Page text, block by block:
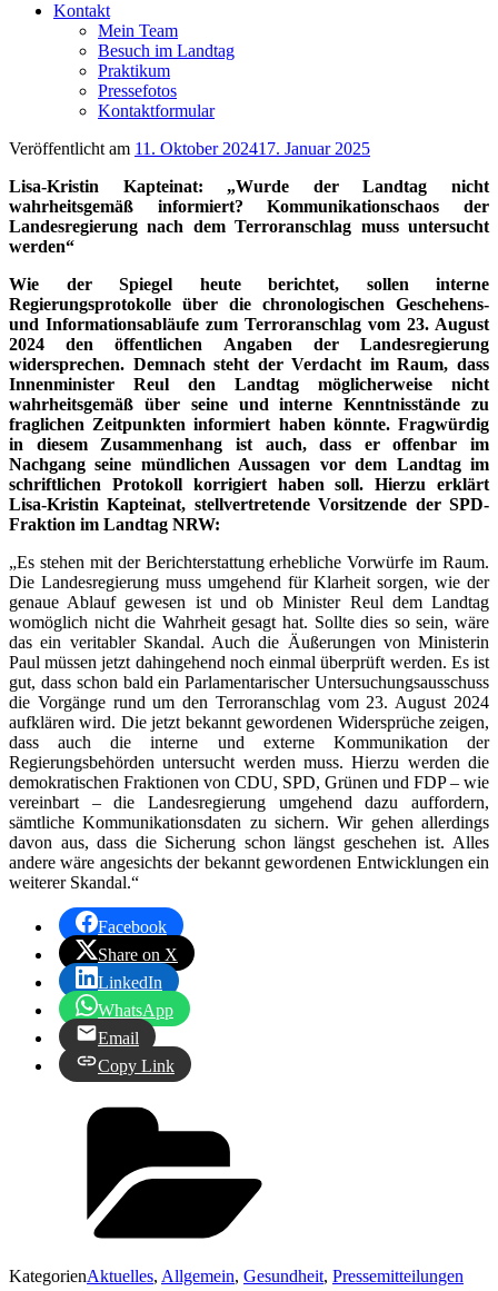
Kontakt
Mein Team
Besuch im Landtag
Praktikum
Pressefotos
Kontaktformular
Veröffentlicht am 11. Oktober 202417. Januar 2025
Lisa-Kristin Kapteinat:
„Wurde der Landtag nicht
wahrheitsgemäß informiert? Kommunikationschaos der
Landesregierung nach dem Terroranschlag muss untersucht
werden“
Wie der Spiegel heute berichtet, sollen interne
Regierungsprotokolle über die chronologischen Geschehens-
und Informationsabläufe zum Terroranschlag vom 23. August
2024 den öffentlichen Angaben der Landesregierung
widersprechen. Demnach steht der Verdacht im Raum, dass
Innenminister Reul den Landtag möglicherweise nicht
wahrheitsgemäß über seine und interne Kenntnisstände zu
fraglichen Zeitpunkten informiert haben könnte. Fragwürdig
in diesem Zusammenhang ist auch, dass er offenbar im
Nachgang seine mündlichen Aussagen vor dem Landtag im
schriftlichen Protokoll korrigiert haben soll. Hierzu erklärt
Lisa-Kristin Kapteinat, stellvertretende Vorsitzende der SPD-
Fraktion im Landtag NRW:
„Es stehen mit der Berichterstattung erhebliche Vorwürfe im Raum.
Die Landesregierung muss umgehend für Klarheit sorgen, wie der
genaue Ablauf gewesen ist und ob Minister Reul dem Landtag
womöglich nicht die Wahrheit gesagt hat. Sollte dies so sein, wäre
das ein veritabler Skandal. Auch die Äußerungen von Ministerin
Paul müssen jetzt dahingehend noch einmal überprüft werden. Es ist
gut, dass schon bald ein Parlamentarischer Untersuchungsausschuss
die Vorgänge rund um den Terroranschlag vom 23. August 2024
aufklären wird. Die jetzt bekannt gewordenen Widersprüche zeigen,
dass auch die interne und externe Kommunikation der
Regierungsbehörden untersucht werden muss. Hierzu werden die
demokratischen Fraktionen von CDU, SPD, Grünen und FDP – wie
vereinbart – die Landesregierung umgehend dazu auffordern,
sämtliche Kommunikationsdaten zu sichern. Wir gehen allerdings
davon aus, dass die Sicherung schon längst geschehen ist. Alles
andere wäre angesichts der bekannt gewordenen Entwicklungen ein
weiterer Skandal.“
Facebook
Share on X
LinkedIn
WhatsApp
Email
Copy Link
KategorienAktuelles, Allgemein, Gesundheit, Pressemitteilungen